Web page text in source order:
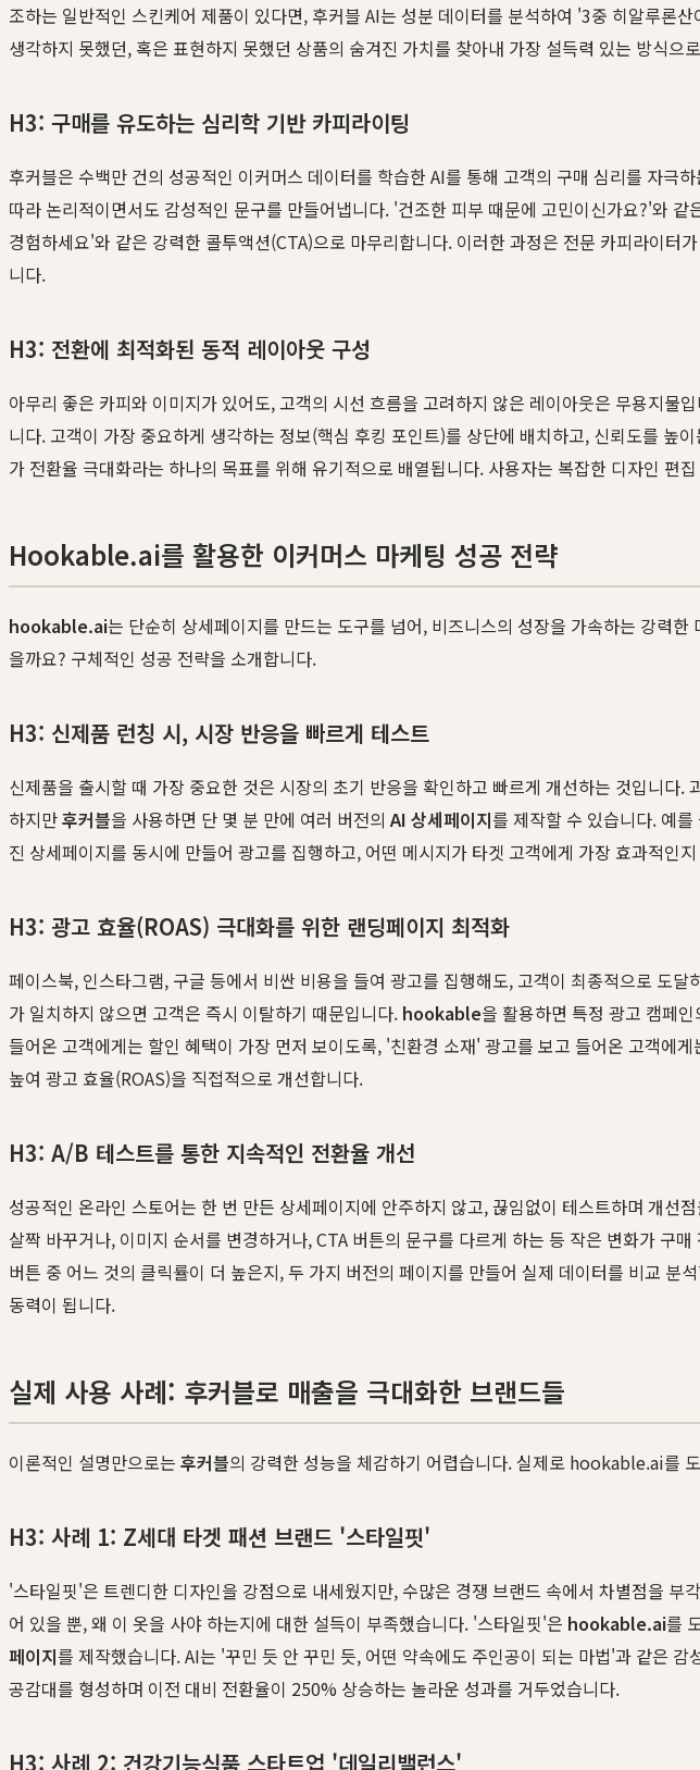
조하는 일반적인 스킨케어 제품이 있다면, 후커블 AI는 성분 데이터를 분석하여 '3중 히알루론
생각하지 못했던, 혹은 표현하지 못했던 상품의 숨겨진 가치를 찾아내 가장 설득력 있는 방식으
H3: 구매를 유도하는 심리학 기반 카피라이팅
후커블은 수백만 건의 성공적인 이커머스 데이터를 학습한 AI를 통해 고객의 구매 심리를 자극
따라 논리적이면서도 감성적인 문구를 만들어냅니다. '건조한 피부 때문에 고민이신가요?'와
경험하세요'와 같은 강력한 콜투액션(CTA)으로 마무리합니다. 이러한 과정은 전문 카피라이터
니다.
H3: 전환에 최적화된 동적 레이아웃 구성
아무리 좋은 카피와 이미지가 있어도, 고객의 시선 흐름을 고려하지 않은 레이아웃은 무용지물
니다. 고객이 가장 중요하게 생각하는 정보(핵심 후킹 포인트)를 상단에 배치하고, 신뢰도를
가 전환율 극대화라는 하나의 목표를 위해 유기적으로 배열됩니다. 사용자는 복잡한 디자인
Hookable.ai를 활용한 이커머스 마케팅 성공 전략
hookable.ai는 단순히 상세페이지를 만드는 도구를 넘어, 비즈니스의 성장을 가속하는 강력
을까요? 구체적인 성공 전략을 소개합니다.
H3: 신제품 런칭 시, 시장 반응을 빠르게 테스트
신제품을 출시할 때 가장 중요한 것은 시장의 초기 반응을 확인하고 빠르게 개선하는 것입니
하지만후커블을 사용하면 단 몇 분 만에 여러 버전의 AI 상세페이지를 제작할 수 있습니다. 예
진 상세페이지를 동시에 만들어 광고를 집행하고, 어떤 메시지가 타겟 고객에게 가장 효과적
H3: 광고 효율(ROAS) 극대화를 위한 랜딩페이지 최적화
페이스북, 인스타그램, 구글 등에서 비싼 비용을 들여 광고를 집행해도, 고객이 최종적으로 도
가 일치하지 않으면 고객은 즉시 이탈하기 때문입니다. hookable을 활용하면 특정 광고 캠페
들어온 고객에게는 할인 혜택이 가장 먼저 보이도록, '친환경 소재' 광고를 보고 들어온 고객에
높여 광고 효율(ROAS)을 직접적으로 개선합니다.
H3: A/B 테스트를 통한 지속적인 전환율 개선
성공적인 온라인 스토어는 한 번 만든 상세페이지에 안주하지 않고, 끊임없이 테스트하며 개선
살짝 바꾸거나, 이미지 순서를 변경하거나, CTA 버튼의 문구를 다르게 하는 등 작은 변화가
버튼 중 어느 것의 클릭률이 더 높은지, 두 가지 버전의 페이지를 만들어 실제 데이터를 비교
동력이 됩니다.
실제 사용 사례: 후커블로 매출을 극대화한 브랜드들
이론적인 설명만으로는 후커블의 강력한 성능을 체감하기 어렵습니다. 실제로 hookable.ai를
H3: 사례 1: Z세대 타겟 패션 브랜드 '스타일핏'
'스타일핏'은 트렌디한 디자인을 강점으로 내세웠지만, 수많은 경쟁 브랜드 속에서 차별점을
어 있을 뿐, 왜 이 옷을 사야 하는지에 대한 설득이 부족했습니다. '스타일핏'은 hookable.ai를
페이지를 제작했습니다. AI는 '꾸민 듯 안 꾸민 듯, 어떤 약속에도 주인공이 되는 마법'과 같은
공감대를 형성하며 이전 대비 전환율이 250% 상승하는 놀라운 성과를 거두었습니다.
H3: 사례 2: 건강기능식품 스타트업 '데일리밸런스'